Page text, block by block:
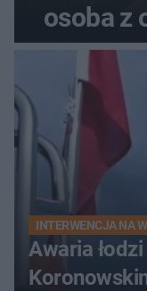
osoba z
INTERWENCJA NA
Awaria